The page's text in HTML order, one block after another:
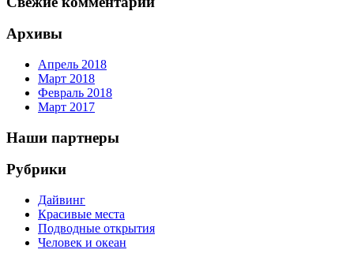
Архивы
Апрель 2018
Март 2018
Февраль 2018
Март 2017
Наши партнеры
Рубрики
Дайвинг
Красивые места
Подводные открытия
Человек и океан